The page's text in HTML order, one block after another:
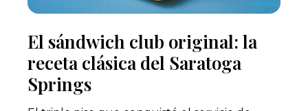
El sándwich club original: la
receta clásica del Saratoga
Springs